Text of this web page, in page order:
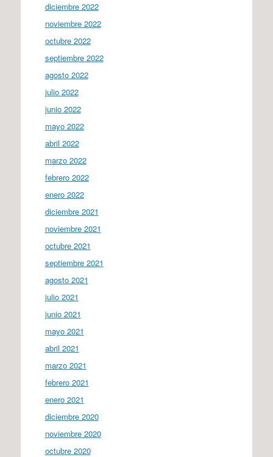
diciembre 2022
noviembre 2022
octubre 2022
septiembre 2022
agosto 2022
julio 2022
junio 2022
mayo 2022
abril 2022
marzo 2022
febrero 2022
enero 2022
diciembre 2021
noviembre 2021
octubre 2021
septiembre 2021
agosto 2021
julio 2021
junio 2021
mayo 2021
abril 2021
marzo 2021
febrero 2021
enero 2021
diciembre 2020
noviembre 2020
octubre 2020